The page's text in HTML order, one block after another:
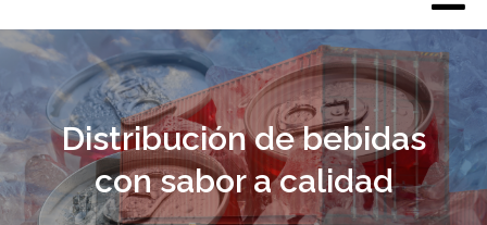
Distribución de bebidas
con sabor a calidad